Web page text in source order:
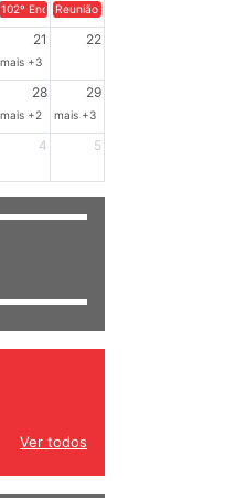
em Defesa de Cuba e da Soberania dos
102º Encontro da Regional Leste, “Em terra
Reunião GTPE.
21 22
mais +3
28 29
mais +2 mais +3
4 5
Ver todos